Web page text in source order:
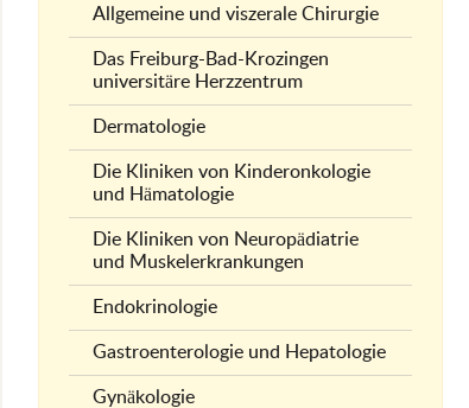
Allgemeine und viszerale Chirurgie
Das Freiburg-Bad-Krozingen
universitäre Herzzentrum
Dermatologie
Die Kliniken von Kinderonkologie
und Hämatologie
Die Kliniken von Neuropädiatrie
und Muskelerkrankungen
Endokrinologie
Gastroenterologie und Hepatologie
Gynäkologie